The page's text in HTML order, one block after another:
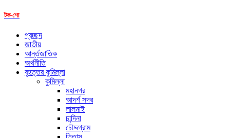
টক-শো
প্রচ্ছদ
জাতীয়
আর্ন্তজাতিক
অর্থনীতি
বৃহত্তর কুমিল্লা
কুমিল্লা
মহানগর
আদর্শ সদর
লালমাই
চান্দিনা
চৌদ্দগ্রাম